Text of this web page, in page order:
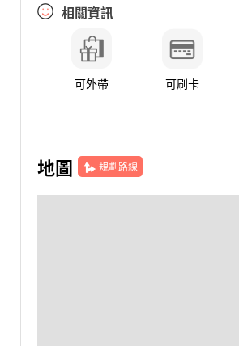
相關資訊
可外帶 可刷卡
地圖 規劃路線